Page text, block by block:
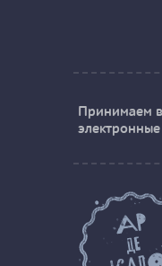
Принимаем